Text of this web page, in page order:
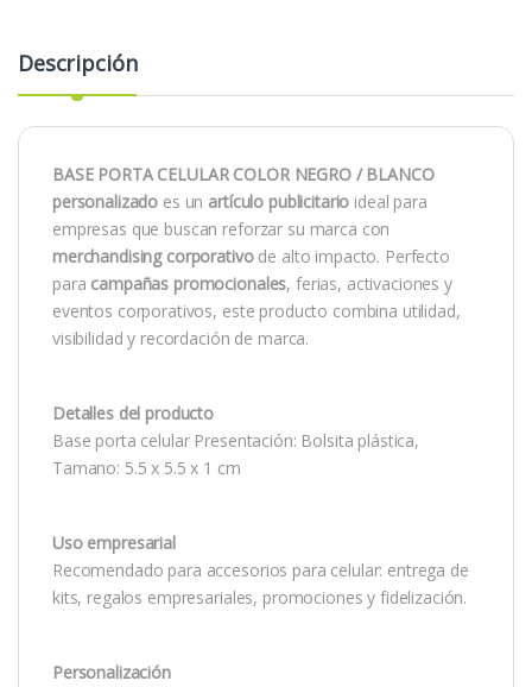
Descripción
BASE PORTA CELULAR COLOR NEGRO / BLANCO
personalizado es un artículo publicitario ideal para
empresas que buscan reforzar su marca con
merchandising corporativode alto impacto. Perfecto
para campañas promocionales, ferias, activaciones y
eventos corporativos, este producto combina utilidad,
visibilidad y recordación de marca.
Detalles del producto
Base porta celular Presentación: Bolsita plástica,
Tamano: 5.5 x 5.5 x 1 cm
Uso empresarial
Recomendado para accesorios para celular: entrega de
kits, regalos empresariales, promociones y fidelización.
Personalización